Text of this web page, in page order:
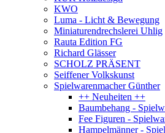
KWO
Luma - Licht & Bewegung
Miniaturendrechslerei Uhlig
Rauta Edition FG
Richard Glässer
SCHOLZ PRÄSENT
Seiffener Volkskunst
Spielwarenmacher Günther
++ Neuheiten ++
Baumbehang -
Fee Figuren -
Hampelmänner -